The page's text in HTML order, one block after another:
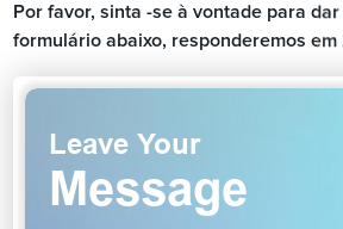
Por favor, sinta -se à vontade para
formulário abaixo, responderemos em